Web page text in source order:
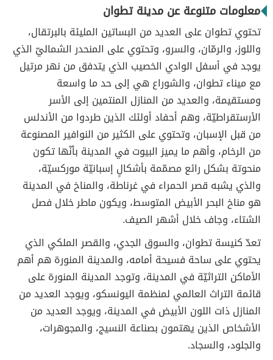
معلومات متنوعة عن مدينة تطوان
تحتوي تطوان على العديد من البساتين المليئة بالبرتقال،
واللوز، والرمّان، والسرو، وتحتوي على المنحدر الشماليّ الذي
يوجد في أسفل الوادي الخصيب الذي يتدفق من نهر مرتيل
مع ميناء تطوان، والشوراع هي إلى حد ما واسعة
ومستقيمة، والعديد من المنازل المنتمين إلى الأسر
الأرستقراطيّة، وهم أحفاد أولئك الذين طردوا من الأندلس
من قبل الإسبان، وتحتوي على الكثير من النوافير المصنوعة
من الرخام، وأهم ما يميز البيوت في المدينة بأنّها تكون
منحوتة بشكل رائع مصمّمة بأشكالٍ إسبانيّة موركسيّة،
والذي يشبه قصر الحمراء في غرناطة، والمناخ في المدينة
هو مناخ البحر الأبيض المتوسط، ويكون ماطر خلال فصل
الشتاء، وجاف خلال أشهر الصيف.
تعدّ كنيسة تطوان، والسوق الجدي، والقصر الملكي الذي
يحتوي على ساحة فسيحة أمامه، والمدينة المنورة هم أهم
الأماكن التراثيّة في المدينة، وتوجد المدينة المنورة على
قائمة التراث العالمي لمنظمة اليونسكو، ويوجد العديد من
المنازل ذات اللون الأبيض في المدينة، ويوجد العديد من
الأشخاص الذين يهتمون بصناعة النسيج، والمجوهرات،
والجلود، والسجاد.